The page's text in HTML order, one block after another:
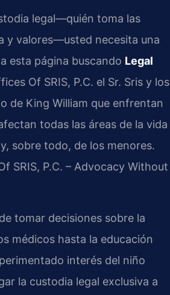
legal—quién toma las
y valores—usted necesita una
esta página buscando Legal
Of SRIS, P.C. el Sr. Sris y los
de King William que enfrentan
todas las áreas de la vida
sobre todo, de los menores.
SRIS, P.C. – Advocacy Without
tomar decisiones sobre la
médicos hasta la educación
interés del niño
la custodia legal exclusiva a